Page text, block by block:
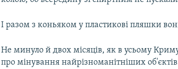
І разом з коньяком у пластикові пляшки
Не минуло й двох місяців, як в усьому
про мінування найрізноманітніших